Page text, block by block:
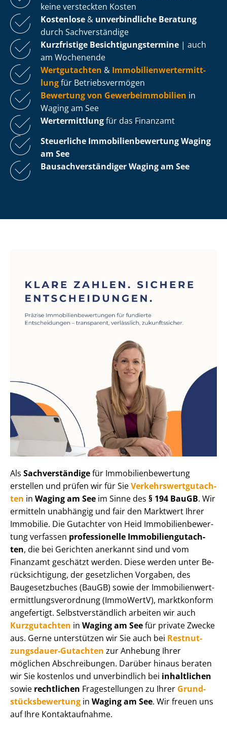
keine versteckten Kosten
Kostenlose & unverbindliche Beratung
durch Sachverständige
Kurzfristige Be­sich­ti­gungs­ter­mi­ne | auch
am Wochenende
Wertgutachten & Im­mo­bi­li­en­wert­ermitt­
lungfür Be­triebs­ver­mö­gen
Bewertung von Ge­wer­be­im­mo­bi­li­en in
Waging am See
Wertermittlungfür das Finanzamt
Steuerliche Im­mo­bi­li­en­be­wer­tungWaging
am See
Bau­sach­ver­stän­di­ger Waging am See
Als Sachverständigefür Im­mo­bi­li­en­be­wer­tung
erstellen und prüfen wir für SieVer­kehrs­wert­gut­ach­
ten in Waging am See im Sinne des § 194 BauGB. Wir
ermitteln unabhängig und fair den Marktwert Ihrer
Immobilie. Die Gutachter von Heid Im­mo­bi­li­en­be­wer­
tung verfassen professionelle Im­mo­bi­li­en­gut­ach­
ten, die bei Gerichten anerkannt sind und vom
Finanzamt geschätzt werden. Diese werden unter Be­
rück­sich­ti­gung, der gesetzlichen Vorgaben, des
Baugesetzbuches (BauGB) sowie der Im­mo­bi­li­en­wert­
ermitt­lungs­ver­ord­nung (ImmoWertV), marktkonform
angefertigt. Selbst­ver­ständ­lich arbeiten wir auch
Kurzgutachten in Waging am Seefür private Zwecke
aus. Gerne unterstützen wir Sie auch bei Rest­nut­
zungs­dau­er-Gutachten zur Anhebung Ihrer
möglichen Abschreibungen. Darüber hinaus beraten
wir Sie kostenlos und unverbindlich bei inhaltlichen
sowie rechtlichen Fragestellungen zu Ihrer Grund­
stücks­be­wer­tung in Waging am See. Wir freuen uns
auf Ihre Kontaktaufnahme.